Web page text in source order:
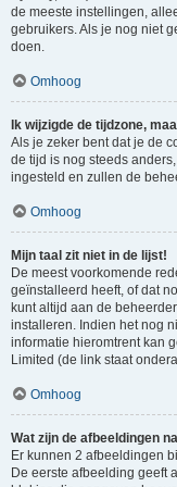
de meeste instellingen,
gebruikers. Als je nog niet
doen.
Omhoog
Ik wijzigde de tijdzone,
Als je zeker bent dat je de
de tijd is nog steeds
ingesteld en zullen de
Omhoog
Mijn taal zit niet in de lijst!
De meest voorkomende
geïnstalleerd heeft, of dat
kunt altijd aan de
installeren. Indien het nog
informatie hieromtrent kan
Limited (de link staat
Omhoog
Wat zijn de afbeeldingen
Er kunnen 2 afbeeldingen
De eerste afbeelding geeft